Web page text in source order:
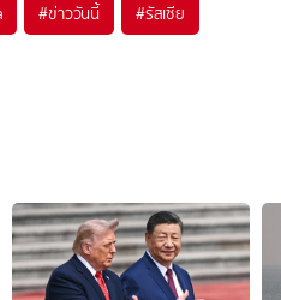
#ข่าววันนี้ #รัสเซีย